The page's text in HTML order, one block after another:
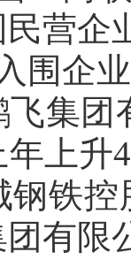
营企
围企
集团
上升
钢铁
有限